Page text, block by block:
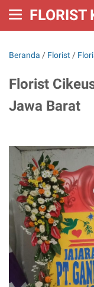
FLORIST
Beranda / Florist /
Florist
Jawa Barat